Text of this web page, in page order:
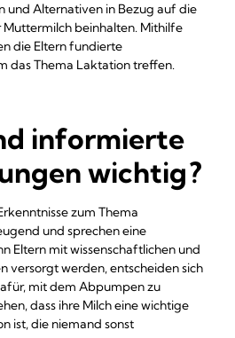
und Alternativen in Bezug auf die
beinhalten. Mithilfe
die Eltern fundierte
das Thema Laktation treffen.
informierte
wichtig ?
zum Thema
und sprechen eine
Eltern mit wissenschaftlichen und
versorgt werden, entscheiden sich
mit dem Abpumpen zu
dass ihre Milch eine wichtige
ist, die niemand sonst